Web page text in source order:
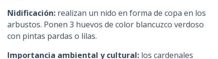
Nidificación: realizan un nido en forma de copa en los
arbustos. Ponen 3 huevos de color blancuzco verdoso
con pintas pardas o lilas.
Importancia ambiental y cultural: los cardenales